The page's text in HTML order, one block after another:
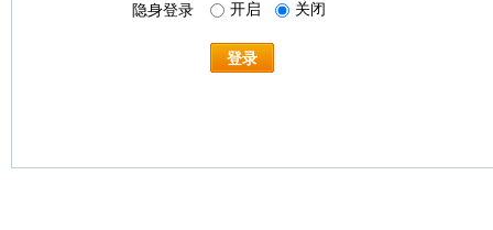
隐身登录 开启 关闭
登录